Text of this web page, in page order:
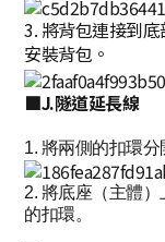
3. 將背包連接到
安裝背包。
■J.隧道延長線
1. 將兩側的扣環分
2. 將底座（主體
的扣環。